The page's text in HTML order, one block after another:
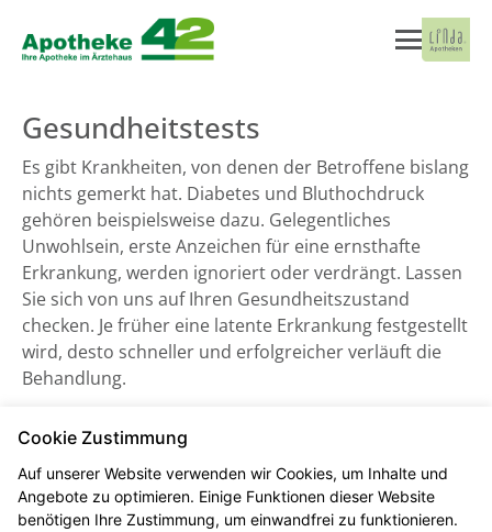
Gesundheitstests
Es gibt Krankheiten, von denen der Betroffene bislang
nichts gemerkt hat. Diabetes und Bluthochdruck
gehören beispielsweise dazu. Gelegentliches
Unwohlsein, erste Anzeichen für eine ernsthafte
Erkrankung, werden ignoriert oder verdrängt. Lassen
Sie sich von uns auf Ihren Gesundheitszustand
checken. Je früher eine latente Erkrankung festgestellt
wird, desto schneller und erfolgreicher verläuft die
Behandlung.
Blutdruckmessung
Cookie Zustimmung
Auf unserer Website verwenden wir Cookies, um Inhalte und
Angebote zu optimieren. Einige Funktionen dieser Website
benötigen Ihre Zustimmung, um einwandfrei zu funktionieren.